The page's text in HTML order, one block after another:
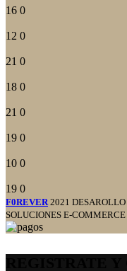
16 0
12 0
21 0
18 0
21 0
19 0
10 0
19 0
F0REVER 2021 DESAROLLO
SOLUCIONES E-COMMERCE